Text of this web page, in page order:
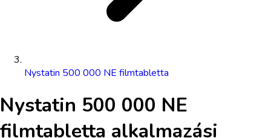
Nystatin 500 000 NE filmtabletta
Nystatin 500 000 NE
filmtabletta alkalmazási